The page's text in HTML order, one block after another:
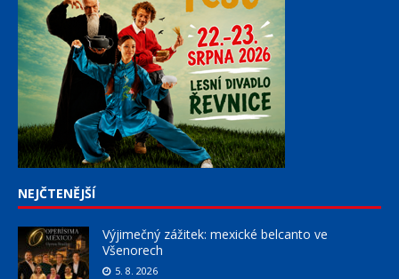
NEJČTENĚJŠÍ
Výjimečný zážitek: mexické belcanto ve
Všenorech
5. 8. 2026